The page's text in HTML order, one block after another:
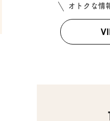
オトクな情